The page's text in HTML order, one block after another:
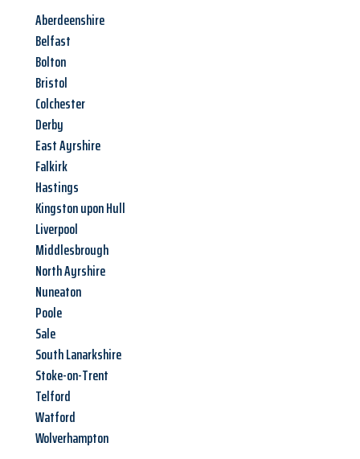
Aberdeenshire
Belfast
Bolton
Bristol
Colchester
Derby
East Ayrshire
Falkirk
Hastings
Kingston upon Hull
Liverpool
Middlesbrough
North Ayrshire
Nuneaton
Poole
Sale
South Lanarkshire
Stoke-on-Trent
Telford
Watford
Wolverhampton